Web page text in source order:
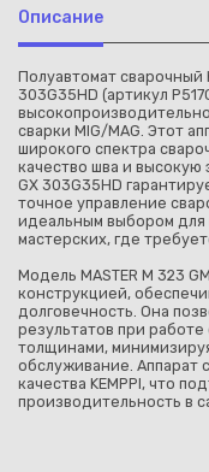
Описание
Полуавтомат сварочный
303G35HD (артикул
сварки MIG/MAG. Этот
широкого спектра
качество шва и высокую
GX 303G35HD
точное управление
идеальным выбором
мастерских, где
Модель MASTER M 323
конструкцией,
долговечность. Она
результатов при
толщинами,
обслуживание. Аппарат
качества KEMPPI, что
производительность в